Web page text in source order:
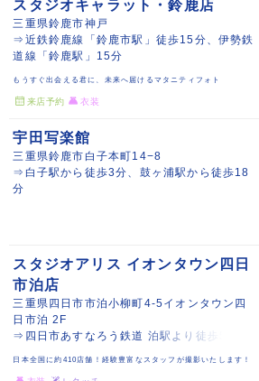
スタジオキャラット・鈴鹿店
三重県鈴鹿市神戸
⇒近鉄鈴鹿線「鈴鹿市駅」徒歩15分、伊勢鉄
道線「鈴鹿駅」15分
もうすぐ出会える君に、未来へ届けるマタニティフォト
来店予約 衣装
宇田写楽館
三重県鈴鹿市白子本町14−8
⇒白子駅から徒歩3分、鼓ヶ浦駅から徒歩18
分
スタジオアリス イオンタウン四日
市泊店
三重県四日市市泊小柳町4-5イオンタウン四
日市泊 2F
⇒四日市あすなろう鉄道 泊駅より徒歩5分
日本全国に約410店舗！経験豊富なスタッフが撮影いたします！